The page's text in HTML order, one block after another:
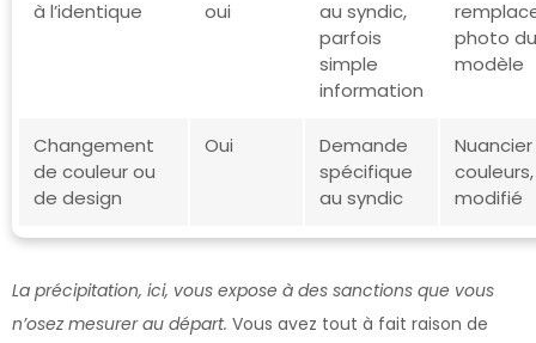
à l’identique
oui
au syndic,
parfois
simple
information
photo du
modèle
Changement
de couleur ou
de design
Oui
Demande
spécifique
au syndic
modifié
La précipitation, ici, vous expose à des sanctions que vous
n’osez mesurer au départ. Vous avez tout à fait raison de